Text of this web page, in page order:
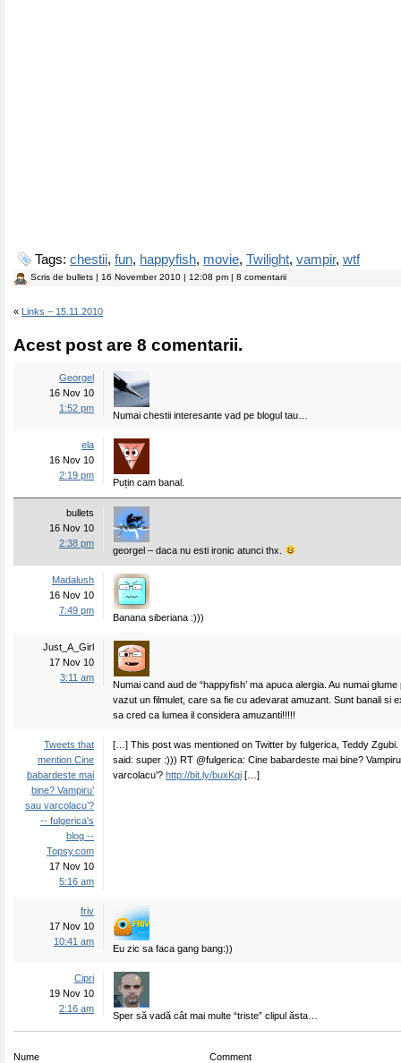
Tags: chestii, fun, happyfish, movie, Twilight, vampir, wtf
Scris de bullets | 16 November 2010 | 12:08 pm | 8 comentarii
« Links – 15.11.2010
Acest post are 8 comentarii.
Georgel
16 Nov 10
1:52 pm
Numai chestii interesante vad pe blogul tau…
ela
16 Nov 10
2:19 pm
Puțin cam banal.
bullets
16 Nov 10
2:38 pm
georgel – daca nu esti ironic atunci thx.
Madalush
16 Nov 10
7:49 pm
Banana siberiana :)))
Just_A_Girl
17 Nov 10
3:11 am
Numai cand aud de “happyfish’ ma apuca alergia. Au numai
vazut un filmulet, care sa fie cu adevarat amuzant. Sunt banali si
sa cred ca lumea il considera amuzanti!!!!!
Tweets that
mention Cine
babardeste mai
bine? Vampiru’
sau varcolacu’?
-- fulgerica's
blog --
Topsy.com
17 Nov 10
5:16 am
[…] This post was mentioned on Twitter by fulgerica, Teddy Zgubi.
said: super :))) RT @fulgerica: Cine babardeste mai bine?
varcolacu’? http://bit.ly/buxKqi […]
friv
17 Nov 10
10:41 am
Eu zic sa faca gang bang:))
Cipri
19 Nov 10
2:16 am
Sper să vadă cât mai multe “triste” clipul ăsta…
Nume Comment